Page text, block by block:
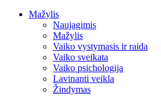
Mažylis
Naujagimis
Mažylis
Vaiko vystymasis ir raida
Vaiko sveikata
Vaiko psichologija
Lavinanti veikla
Žindymas